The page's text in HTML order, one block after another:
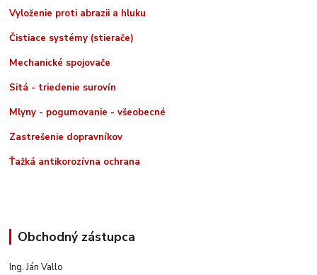
Vyloženie proti abrazii a hluku
Čistiace systémy (stierače)
Mechanické spojovače
Sitá - triedenie surovín
Mlyny - pogumovanie - všeobecné
Zastrešenie dopravníkov
Ťažká antikorozívna ochrana
Obchodný zástupca
Ing. Ján Vallo